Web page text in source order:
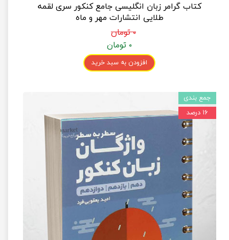
کتاب گرامر زبان انگلیسی جامع کنکور سری لقمه
طلایی انتشارات مهر و ماه
۰ تومان
۰ تومان
افزودن به سبد خرید
جمع بندی
۱۶ درصد